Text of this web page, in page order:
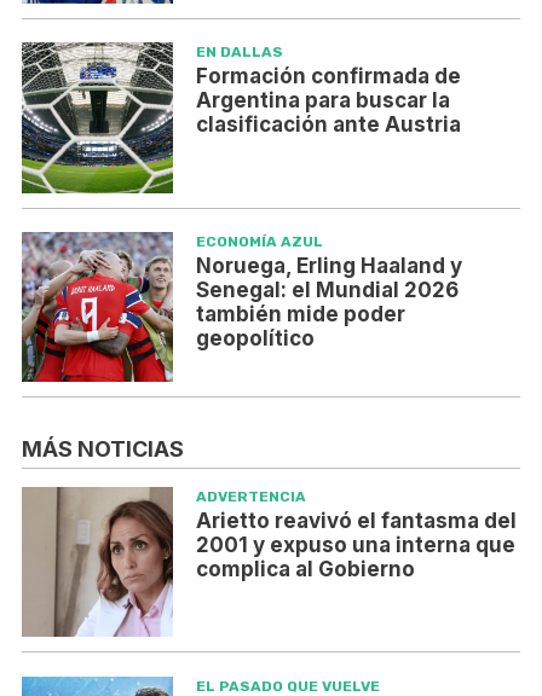
EN DALLAS
Formación confirmada de
Argentina para buscar la
clasificación ante Austria
ECONOMÍA AZUL
Noruega, Erling Haaland y
Senegal: el Mundial 2026
también mide poder
geopolítico
MÁS NOTICIAS
ADVERTENCIA
Arietto reavivó el fantasma del
2001 y expuso una interna que
complica al Gobierno
EL PASADO QUE VUELVE